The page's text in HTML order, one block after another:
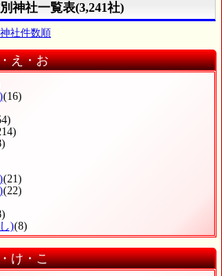
神社一覧表(3,241社)
神社件数順
え・お
(16)
(21)
(22)
)(8)
け・こ